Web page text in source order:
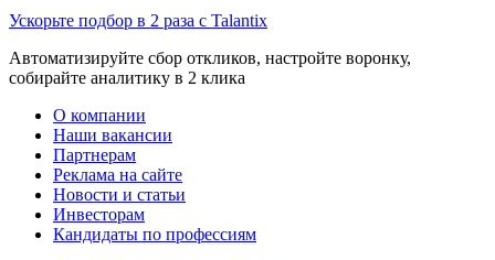
Ускорьте подбор в 2 раза с Talantix
Автоматизируйте сбор откликов, настройте воронку,
собирайте аналитику в 2 клика
О компании
Наши вакансии
Партнерам
Реклама на сайте
Новости и статьи
Инвесторам
Кандидаты по профессиям